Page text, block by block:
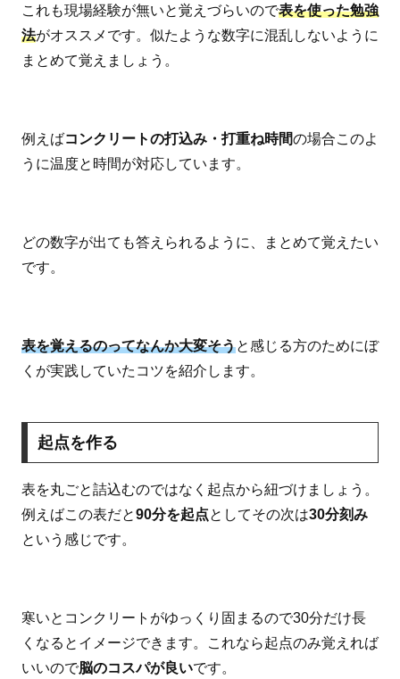
これも現場経験が無いと覚えづらいので表を使った勉強
法がオススメです。似たような数字に混乱しないように
まとめて覚えましょう。
例えばコンクリートの打込み・打重ね時間の場合このよ
うに温度と時間が対応しています。
どの数字が出ても答えられるように、まとめて覚えたい
です。
表を覚えるのってなんか大変そうと感じる方のためにぼ
くが実践していたコツを紹介します。
起点を作る
表を丸ごと詰込むのではなく起点から紐づけましょう。
例えばこの表だと90分を起点としてその次は30分刻み
という感じです。
寒いとコンクリートがゆっくり固まるので30分だけ長
くなるとイメージできます。これなら起点のみ覚えれば
いいので脳のコスパが良いです。